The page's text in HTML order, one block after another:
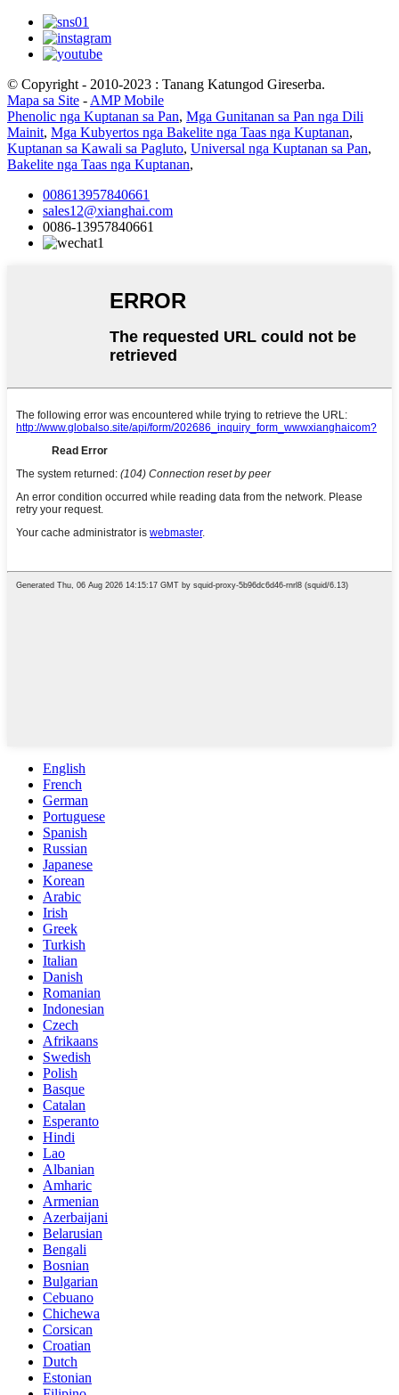
© Copyright - 2010-2023 : Tanang Katungod Gireserba.
Mapa sa Site - AMP Mobile
Phenolic nga Kuptanan sa Pan, Mga Gunitanan sa Pan nga Dili
Mainit, Mga Kubyertos nga Bakelite nga Taas nga Kuptanan,
Kuptanan sa Kawali sa Pagluto, Universal nga Kuptanan sa Pan,
Bakelite nga Taas nga Kuptanan,
008613957840661
sales12@xianghai.com
0086-13957840661
English
French
German
Portuguese
Spanish
Russian
Japanese
Korean
Arabic
Irish
Greek
Turkish
Italian
Danish
Romanian
Indonesian
Czech
Afrikaans
Swedish
Polish
Basque
Catalan
Esperanto
Hindi
Lao
Albanian
Amharic
Armenian
Azerbaijani
Belarusian
Bengali
Bosnian
Bulgarian
Cebuano
Chichewa
Corsican
Croatian
Dutch
Estonian